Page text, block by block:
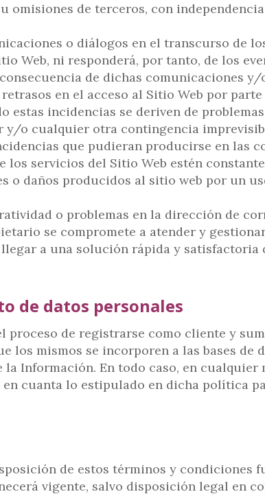
omisiones de terceros, con
o diálogos en el transcurso de
Web, ni responderá, por tanto, de los
de dichas comunicaciones y/
en el acceso al Sitio Web por
estas incidencias se deriven de
y/o cualquier otra contingencia
que pudieran producirse en las
los servicios del Sitio Web estén
o daños producidos al sitio web por un
o problemas en la dirección de
se compromete a atender y
a una solución rápida y satisfactoria
de datos personales
proceso de registrarse como cliente y
los mismos se incorporen a las bases
la Información. En todo caso, en
cuanta lo estipulado en dicha política
de estos términos y condiciones
vigente, salvo disposición legal en